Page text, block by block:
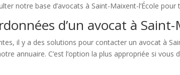
notre base d’avocats à Saint-Maixent-l’École
d’un avocat à Saint-
il y a des solutions pour contacter un avocat à
annuaire. C’est l’option la plus appropriée si